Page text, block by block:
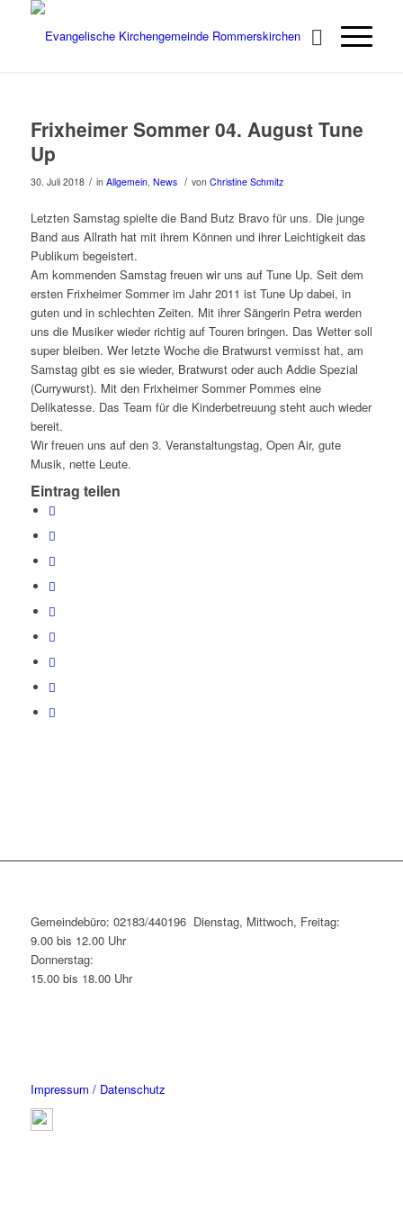
Frixheimer Sommer 04. August Tune
Up
30. Juli 2018 / in Allgemein, News / von Christine Schmitz
Letzten Samstag spielte die Band Butz Bravo für uns. Die junge
Band aus Allrath hat mit ihrem Können und ihrer Leichtigkeit das
Publikum begeistert.
Am kommenden Samstag freuen wir uns auf Tune Up. Seit dem
ersten Frixheimer Sommer im Jahr 2011 ist Tune Up dabei, in
guten und in schlechten Zeiten. Mit ihrer Sängerin Petra werden
uns die Musiker wieder richtig auf Touren bringen. Das Wetter soll
super bleiben. Wer letzte Woche die Bratwurst vermisst hat, am
Samstag gibt es sie wieder, Bratwurst oder auch Addie Spezial
(Currywurst). Mit den Frixheimer Sommer Pommes eine
Delikatesse. Das Team für die Kinderbetreuung steht auch wieder
bereit.
Wir freuen uns auf den 3. Veranstaltungstag, Open Air, gute
Musik, nette Leute.
Eintrag teilen
Gemeindebüro: 02183/440196 Dienstag, Mittwoch, Freitag:
9.00 bis 12.00 Uhr
Donnerstag:
15.00 bis 18.00 Uhr
Impressum / Datenschutz